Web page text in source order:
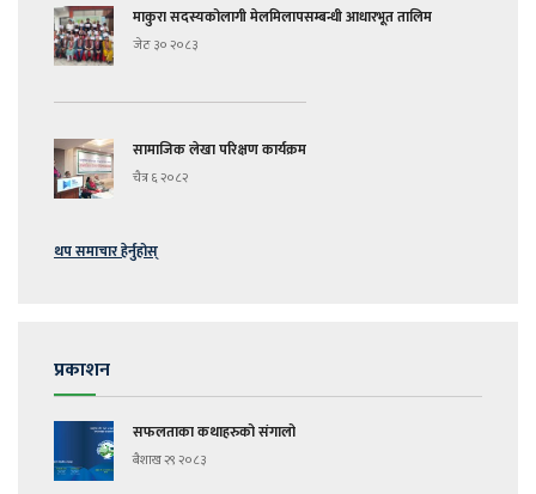
माकुरा सदस्यकोलागी मेलमिलापसम्बन्धी आधारभूत तालिम
जेठ ३० २०८३
सामाजिक लेखा परिक्षण कार्यक्रम
चैत्र ६ २०८२
थप समाचार हेर्नुहोस्
प्रकाशन
सफलताका कथाहरुको संगालो
बैशाख २९ २०८३